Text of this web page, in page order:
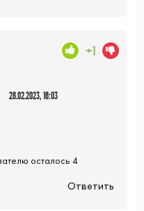
28.02.2023, 16:03
+1
осталось 4
Ответить